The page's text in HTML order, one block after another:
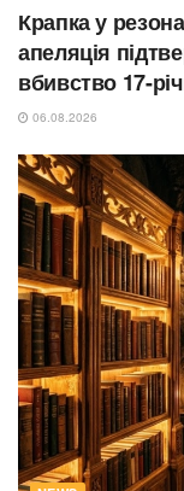
Крапка у
апеляція
вбивство 17-
06.08.2026